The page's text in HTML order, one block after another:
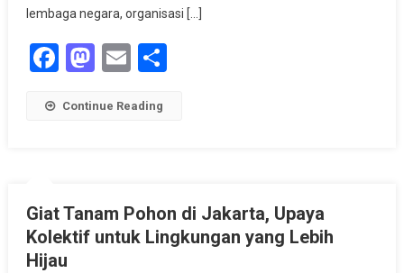
lembaga negara, organisasi […]
Facebook
Mastodon
EmailShare
Continue Reading
Giat Tanam Pohon di Jakarta, Upaya
Kolektif untuk Lingkungan yang Lebih
Hijau